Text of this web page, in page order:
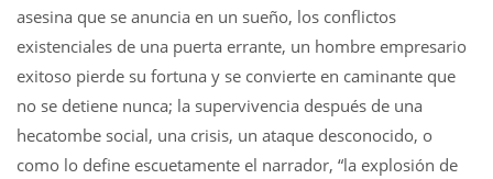
asesina que se anuncia en un sueño, los conflictos
existenciales de una puerta errante, un hombre empresario
exitoso pierde su fortuna y se convierte en caminante que
no se detiene nunca; la supervivencia después de una
hecatombe social, una crisis, un ataque desconocido, o
como lo define escuetamente el narrador, “la explosión de